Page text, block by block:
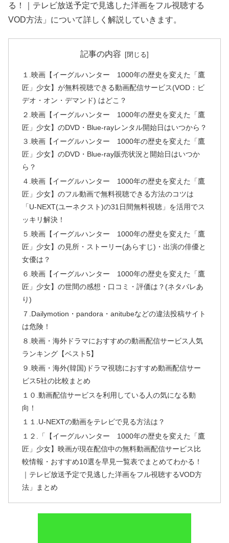
る！｜テレビ放送予定で見逃した洋画をフル視聴する
VOD方法」について詳しく解説していきます。
記事の内容
１.映画【イーグルハンター 1000年の歴史を変えた「鷹
匠」少女】が無料視聴できる動画配信サービス(VOD：ビ
デオ・オン・デマンド) はどこ？
２.映画【イーグルハンター 1000年の歴史を変えた「鷹
匠」少女】のDVD・Blue-rayレンタル開始日はいつから？
３.映画【イーグルハンター 1000年の歴史を変えた「鷹
匠」少女】のDVD・Blue-ray販売状況と開始日はいつか
ら？
４.映画【イーグルハンター 1000年の歴史を変えた「鷹
匠」少女】のフル動画で無料視聴できる方法のコツは
「U-NEXT(ユーネクスト)の31日間無料視聴」を活用でス
ッキリ解決！
５.映画【イーグルハンター 1000年の歴史を変えた「鷹
匠」少女】の見所・ストーリー(あらすじ)・出演の俳優と
女優は？
６.映画【イーグルハンター 1000年の歴史を変えた「鷹
匠」少女】の世間の感想・口コミ・評価は？(ネタバレあ
り)
７.Dailymotion・pandora・anitubeなどの違法投稿サイト
は危険！
８.映画・海外ドラマにおすすめの動画配信サービス人気
ランキング【ベスト5】
９.映画・海外(韓国)ドラマ視聴におすすめ動画配信サー
ビス5社の比較まとめ
１０.動画配信サービスを利用している人の気になる動
向！
１１.U-NEXTの動画をテレビで見る方法は？
１２.「【イーグルハンター 1000年の歴史を変えた「鷹
匠」少女】映画が現在配信中の無料動画配信サービス比
較情報・おすすめ10選を早見一覧表でまとめてわかる！
｜テレビ放送予定で見逃した洋画をフル視聴するVOD方
法」まとめ